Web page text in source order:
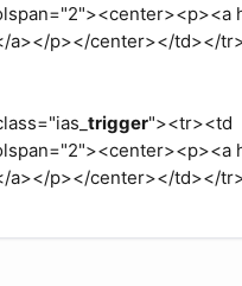
a></p></center></td></
trigger"><tr><td
a></p></center></td></